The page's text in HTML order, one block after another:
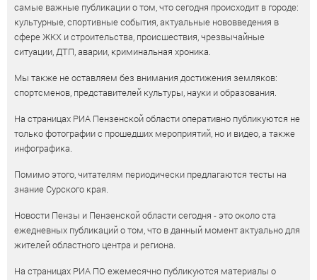
самые важные публикации о том, что сегодня происходит в городе:
культурные, спортивные события, актуальные нововведения в
сфере ЖКХ и строительства, происшествия, чрезвычайные
ситуации, ДТП, аварии, криминальная хроника.
Мы также не оставляем без внимания достижения земляков:
спортсменов, представителей культуры, науки и образования.
На страницах РИА Пензенской области оперативно публикуются не
только фотографии с прошедших мероприятий, но и видео, а также
инфографика.
Помимо этого, читателям периодически предлагаются тесты на
знание Сурского края.
Новости Пензы и Пензенской области сегодня - это около ста
ежедневных публикаций о том, что в данный момент актуально для
жителей областного центра и региона.
На страницах РИА ПО ежемесячно публикуются материалы о